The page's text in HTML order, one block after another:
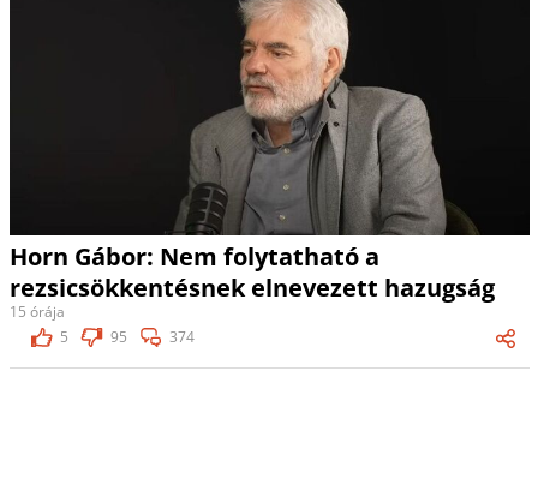
Horn Gábor: Nem folytatható a
rezsicsökkentésnek elnevezett hazugság
15 órája
5
95 374